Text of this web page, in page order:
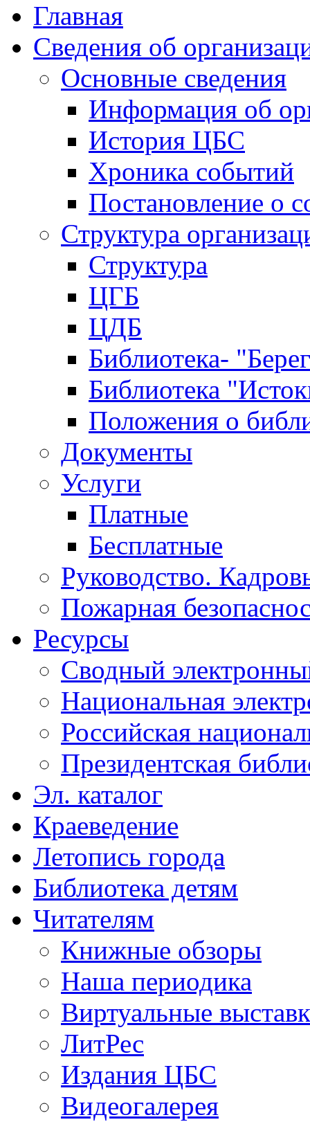
Главная
Сведения об
Основные сведения
Информация об
История ЦБС
Хроника событий
Постановление о
Структура
Структура
ЦГБ
ЦДБ
Библиотека-
Библиотека
Положения о
Документы
Услуги
Платные
Бесплатные
Руководство.
Пожарная
Ресурсы
Сводный
Национальная
Российская
Президентская
Эл. каталог
Краеведение
Летопись города
Библиотека детям
Читателям
Книжные обзоры
Наша периодика
Виртуальные
ЛитРес
Издания ЦБС
Видеогалерея